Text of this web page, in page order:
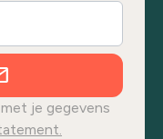
je gegevens